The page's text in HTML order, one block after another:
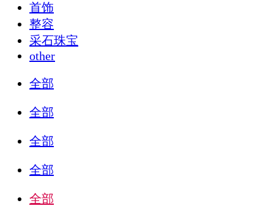
首饰
整容
采石珠宝
other
全部
全部
全部
全部
全部